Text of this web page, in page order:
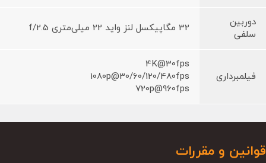
دوربین
سلفی
32 مگاپیکسل لنز واید 22 میلی‌متری f/2.5
فیلمبرداری
4K@30fps
1080p@30/60/120/480fps
720p@960fps
قوانین و مقررات